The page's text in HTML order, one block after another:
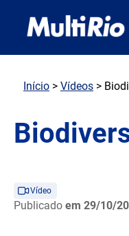
Início > Vídeos >
Vídeo
Publicado em 29/10/